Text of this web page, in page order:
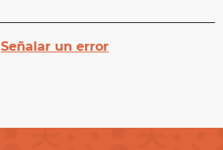
Señalar un error